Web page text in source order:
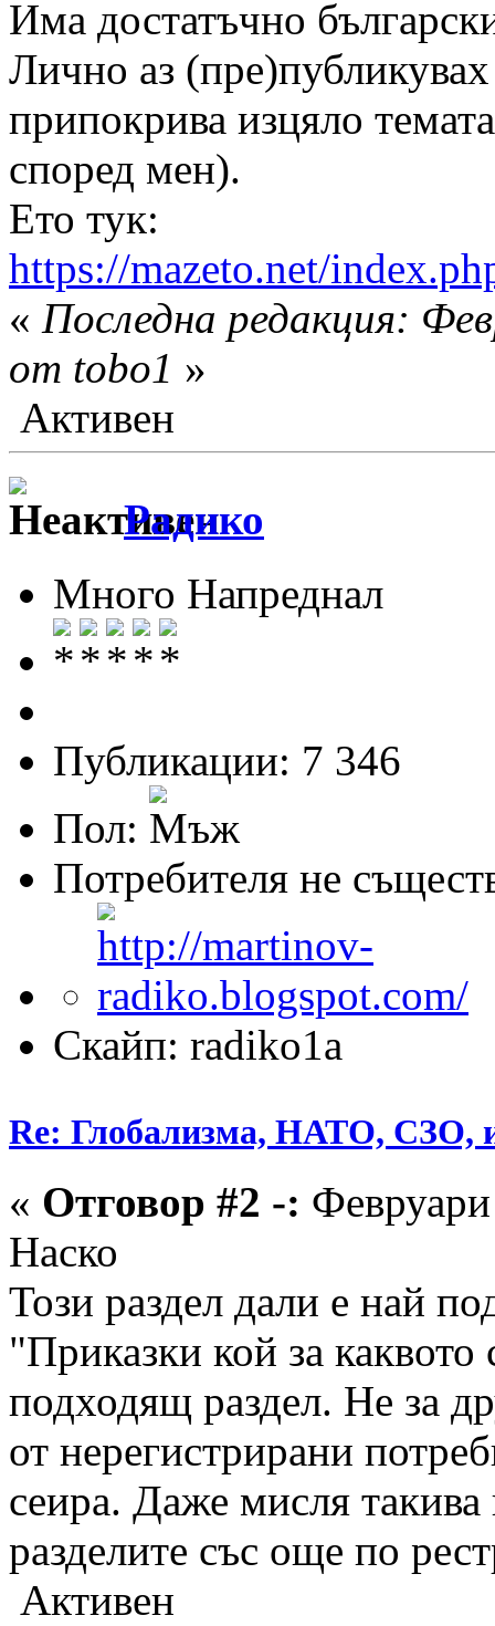
Има достатъчно
Лично аз (пре)публикувах
припокрива изцяло
според мен).
Ето тук:
https://mazeto.net/
« Последна редакция:
от tobo1 »
Активен
Радико
Много Напреднал
Публикации: 7 346
Пол:
Потребителя не
Скайп: radiko1a
Re: Глобализма, НАТО, СЗО, и
« Отговор #2 -:
Наско
Този раздел дали е най
"Приказки кой за каквото
подходящ раздел. Не за
от нерегистрирани
сеира. Даже мисля такива
разделите със още по
Активен